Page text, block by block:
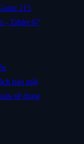
215
- Tablet 67
bảo mật
sử dụng